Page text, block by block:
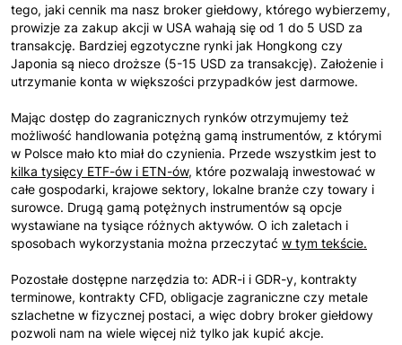
tego, jaki cennik ma nasz broker giełdowy, którego wybierzemy,
prowizje za zakup akcji w USA wahają się od 1 do 5 USD za
transakcję. Bardziej egzotyczne rynki jak Hongkong czy
Japonia są nieco droższe (5-15 USD za transakcję). Założenie i
utrzymanie konta w większości przypadków jest darmowe.
Mając dostęp do zagranicznych rynków otrzymujemy też
możliwość handlowania potężną gamą instrumentów, z którymi
w Polsce mało kto miał do czynienia. Przede wszystkim jest to
kilka tysięcy ETF-ów i ETN-ów, które pozwalają inwestować w
całe gospodarki, krajowe sektory, lokalne branże czy towary i
surowce. Drugą gamą potężnych instrumentów są opcje
wystawiane na tysiące różnych aktywów. O ich zaletach i
sposobach wykorzystania można przeczytać w tym tekście.
Pozostałe dostępne narzędzia to: ADR-i i GDR-y, kontrakty
terminowe, kontrakty CFD, obligacje zagraniczne czy metale
szlachetne w fizycznej postaci, a więc dobry broker giełdowy
pozwoli nam na wiele więcej niż tylko jak kupić akcje.